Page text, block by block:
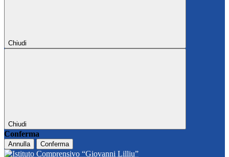
Chiudi
Chiudi
Conferma
Annulla Conferma